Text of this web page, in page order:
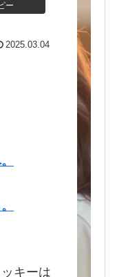
ー
2025.03.04
キーは